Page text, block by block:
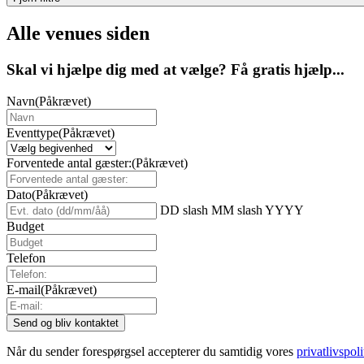
Alle venues siden
Skal vi hjælpe dig med at vælge? Få gratis hjælp...
Navn(Påkrævet)
Eventtype(Påkrævet)
Forventede antal gæster:(Påkrævet)
Dato(Påkrævet)
DD slash MM slash YYYY
Budget
Telefon
E-mail(Påkrævet)
Når du sender forespørgsel accepterer du samtidig vores